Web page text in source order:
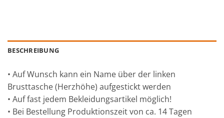
BESCHREIBUNG
• Auf Wunsch kann ein Name über der linken
Brusttasche (Herzhöhe) aufgestickt werden
• Auf fast jedem Bekleidungsartikel möglich!
• Bei Bestellung Produktionszeit von ca. 14 Tagen